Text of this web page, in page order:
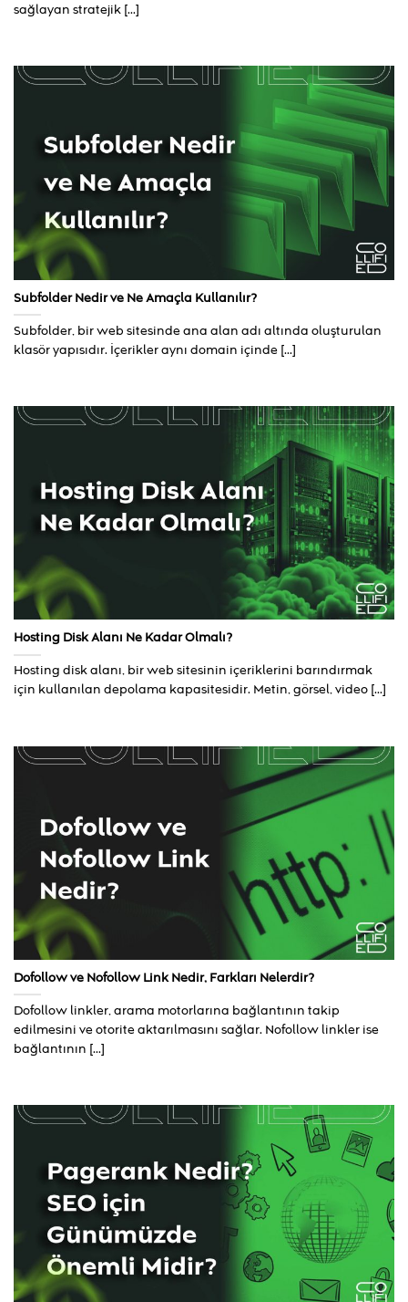
sağlayan stratejik [...]
Subfolder Nedir ve Ne Amaçla Kullanılır?
Subfolder, bir web sitesinde ana alan adı altında oluşturulan
klasör yapısıdır. İçerikler aynı domain içinde [...]
Hosting Disk Alanı Ne Kadar Olmalı?
Hosting disk alanı, bir web sitesinin içeriklerini barındırmak
için kullanılan depolama kapasitesidir. Metin, görsel, video [...]
Dofollow ve Nofollow Link Nedir, Farkları Nelerdir?
Dofollow linkler, arama motorlarına bağlantının takip
edilmesini ve otorite aktarılmasını sağlar. Nofollow linkler ise
bağlantının [...]